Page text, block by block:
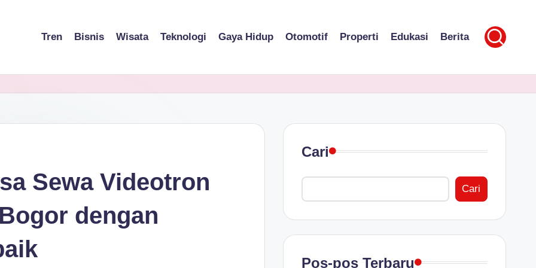
Tren Bisnis Wisata Teknologi Gaya Hidup Otomotif Properti Edukasi Berita
Sewa Videotron
dengan
Cari
Cari
Pos-pos Terbaru